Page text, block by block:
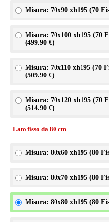
Misura: 70x90 xh195 (70
Misura: 70x100 xh195 (70
(499.90 €)
Misura: 70x110 xh195 (70
(509.90 €)
Misura: 70x120 xh195 (70
(514.90 €)
Lato fisso da 80 cm
Misura: 80x60 xh195 (80
Misura: 80x70 xh195 (80
Misura: 80x80 xh195 (80